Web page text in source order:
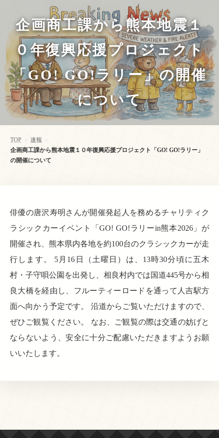
企画商工課から熊本地震１
０年復興応援プロジェクト
「GO! GO!ラリー」の開催
について
TOP > 速報 >
企画商工課から熊本地震１０年復興応援プロジェクト「GO! GO!ラリー」
の開催について
俳優の唐沢寿明さんが開催発起人を務めるチャリティク
ラシックカーイベント「GO! GO!ラリーin熊本2026」が
開催され、熊本県内各地を約100台のクラシックカーが走
行します。 5月16日（土曜日）は、13時30分頃に五木
村・子守唄公園を出発し、相良村内では国道445号から相
良大橋を経由し、フルーティーロードを通って人吉駅方
面へ向かう予定です。 沿道からご覧いただけますので、
ぜひご観覧ください。 なお、ご観覧の際は交通の妨げと
ならないよう、安全に十分ご配慮いただきますようお願
いいたします。